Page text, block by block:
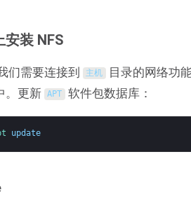
安装 NFS
们需要连接到 主机 目录的网络功
。更新 APT 软件包数据库：
update